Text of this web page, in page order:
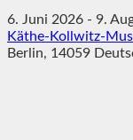
6. Juni 2026 - 9.
Käthe-Kollwitz-
Berlin, 14059